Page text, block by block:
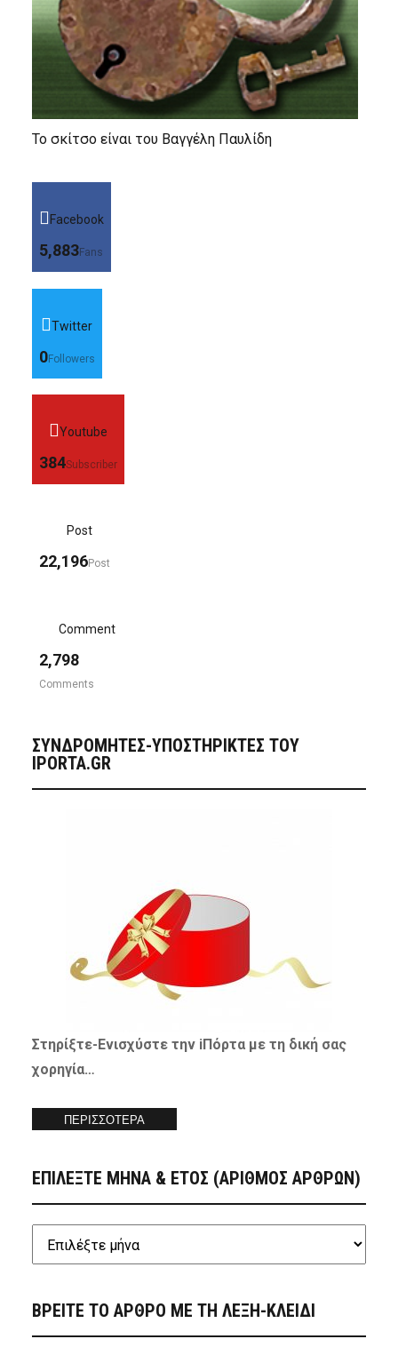
Το σκίτσο είναι του Βαγγέλη Παυλίδη
Facebook
5,883Fans
Twitter
0Followers
Youtube
384Subscriber
Post
22,196Post
Comment
2,798
Comments
ΣΥΝΔΡΟΜΗΤΈΣ-ΥΠΟΣΤΗΡΙΚΤΈΣ ΤΟΥ
IPORTA.GR
Στηρίξτε- Ενισχύστετην iΠόρτα με τη δική σας
χορηγία…
ΠΕΡΙΣΣΟΤΕΡΑ
ΕΠΙΛΕΞΤΕ ΜΗΝΑ & ΕΤΟΣ (ΑΡΙΘΜΟΣ ΑΡΘΡΩΝ)
ΒΡΕΙΤΕ ΤΟ ΑΡΘΡΟ ΜΕ ΤΗ ΛΕΞΗ-ΚΛΕΙΔΙ